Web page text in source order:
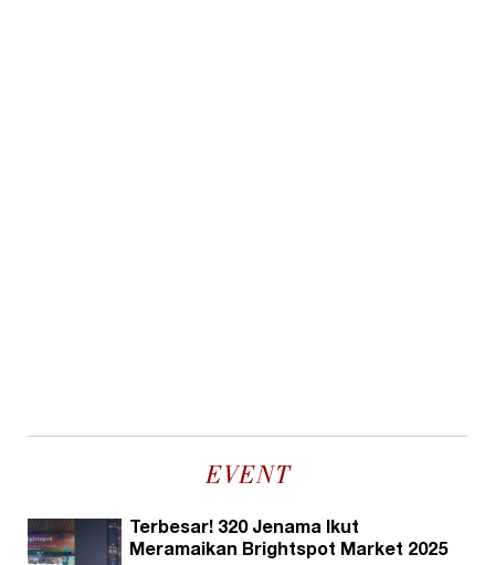
EVENT
Terbesar! 320 Jenama Ikut
Meramaikan Brightspot Market 2025